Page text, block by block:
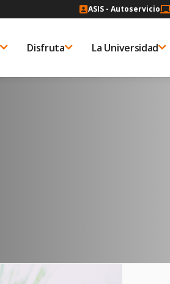
ASIS - Autoservicio
Disfruta La Universidad